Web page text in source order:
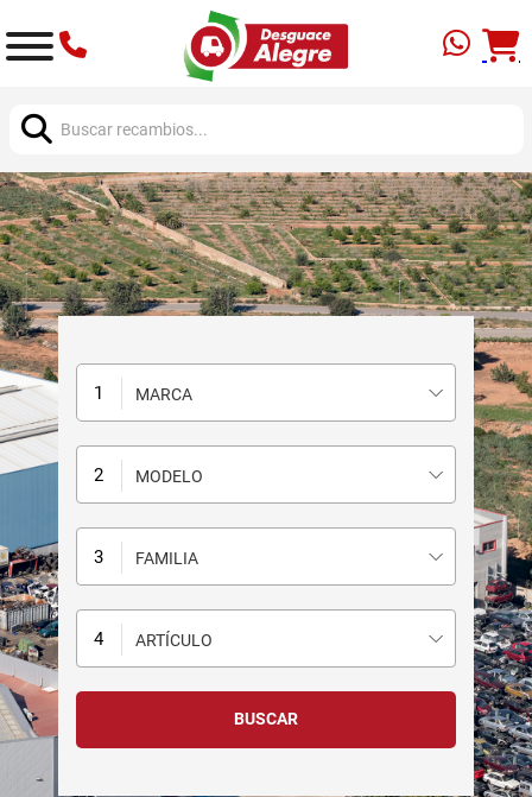
MARCA
MODELO
FAMILIA
ARTÍCULO